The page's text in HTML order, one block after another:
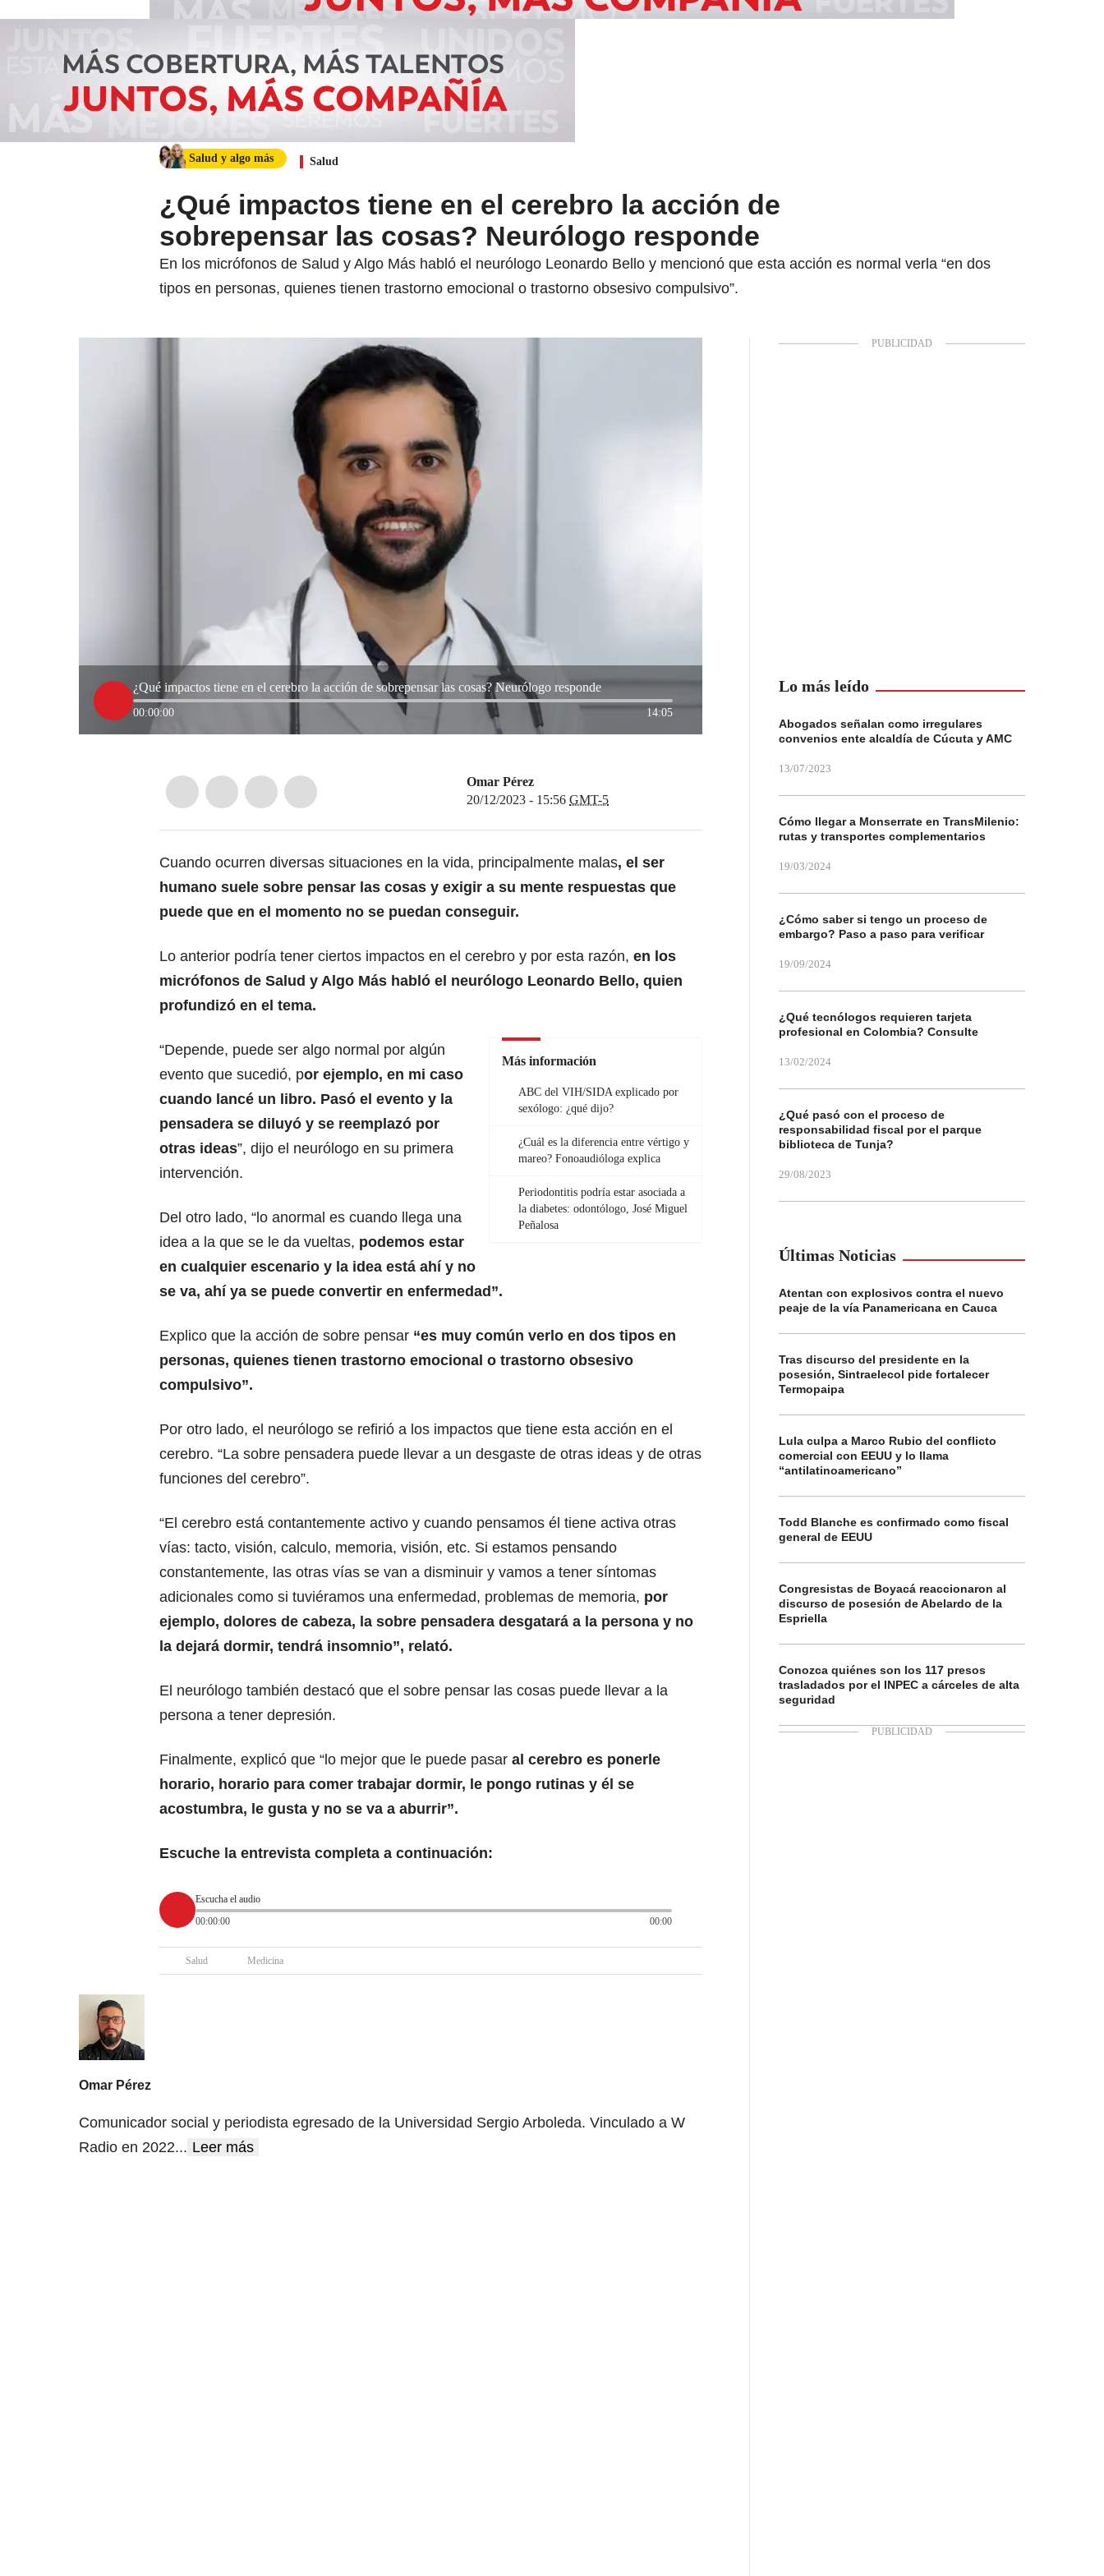
Salud y algo más Salud
¿Qué impactos tiene en el cerebro la acción de
sobrepensar las cosas? Neurólogo responde
En los micrófonos de Salud y Algo Más habló el neurólogo Leonardo Bello y mencionó que esta acción es normal verla “en dos
tipos en personas, quienes tienen trastorno emocional o trastorno obsesivo compulsivo”.
¿Qué impactos tiene en el cerebro la acción de sobrepensar las cosas? Neurólogo responde
00:00:00 14:05
Omar Pérez
20/12/2023 - 15:56 GMT-5
Cuando ocurren diversas situaciones en la vida, principalmente malas, el ser
humano suele sobre pensar las cosas y exigir a su mente respuestas que
puede que en el momento no se puedan conseguir.
Lo anterior podría tener ciertos impactos en el cerebro y por esta razón, en los
micrófonos de Salud y Algo Más habló el neurólogo Leonardo Bello, quien
profundizó en el tema.
Más información
ABC del VIH/SIDA explicado por
sexólogo: ¿qué dijo?
¿Cuál es la diferencia entre vértigo y
mareo? Fonoaudióloga explica
Periodontitis podría estar asociada a
la diabetes: odontólogo, José Miguel
Peñalosa
“Depende, puede ser algo normal por algún
evento que sucedió, por ejemplo, en mi caso
cuando lancé un libro. Pasó el evento y la
pensadera se diluyó y se reemplazó por
otras ideas”, dijo el neurólogo en su primera
intervención.
Del otro lado, “lo anormal es cuando llega una
idea a la que se le da vueltas, podemos estar
en cualquier escenario y la idea está ahí y no
se va, ahí ya se puede convertir en enfermedad”.
Explico que la acción de sobre pensar “es muy común verlo en dos tipos en
personas, quienes tienen trastorno emocional o trastorno obsesivo
compulsivo”.
Por otro lado, el neurólogo se refirió a los impactos que tiene esta acción en el
cerebro. “La sobre pensadera puede llevar a un desgaste de otras ideas y de otras
funciones del cerebro”.
“El cerebro está contantemente activo y cuando pensamos él tiene activa otras
vías: tacto, visión, calculo, memoria, visión, etc. Si estamos pensando
constantemente, las otras vías se van a disminuir y vamos a tener síntomas
adicionales como si tuviéramos una enfermedad, problemas de memoria, por
ejemplo, dolores de cabeza, la sobre pensadera desgatará a la persona y no
la dejará dormir, tendrá insomnio”, relató.
El neurólogo también destacó que el sobre pensar las cosas puede llevar a la
persona a tener depresión.
Finalmente, explicó que “lo mejor que le puede pasar al cerebro es ponerle
horario, horario para comer trabajar dormir, le pongo rutinas y él se
acostumbra, le gusta y no se va a aburrir”.
Escuche la entrevista completa a continuación:
Escucha el audio
00:00:00
00:00
Salud Medicina
Omar Pérez
Comunicador social y periodista egresado de la Universidad Sergio Arboleda. Vinculado a W
Radio en 2022... Leer más
Lo más leído
Abogados señalan como irregulares
convenios ente alcaldía de Cúcuta y AMC
13/07/2023
Cómo llegar a Monserrate en TransMilenio:
rutas y transportes complementarios
19/03/2024
¿Cómo saber si tengo un proceso de
embargo? Paso a paso para verificar
19/09/2024
¿Qué tecnólogos requieren tarjeta
profesional en Colombia? Consulte
13/02/2024
¿Qué pasó con el proceso de
responsabilidad fiscal por el parque
biblioteca de Tunja?
29/08/2023
Últimas Noticias
Atentan con explosivos contra el nuevo
peaje de la vía Panamericana en Cauca
Tras discurso del presidente en la
posesión, Sintraelecol pide fortalecer
Termopaipa
Lula culpa a Marco Rubio del conflicto
comercial con EEUU y lo llama
“antilatinoamericano”
Todd Blanche es confirmado como fiscal
general de EEUU
Congresistas de Boyacá reaccionaron al
discurso de posesión de Abelardo de la
Espriella
Conozca quiénes son los 117 presos
trasladados por el INPEC a cárceles de alta
seguridad